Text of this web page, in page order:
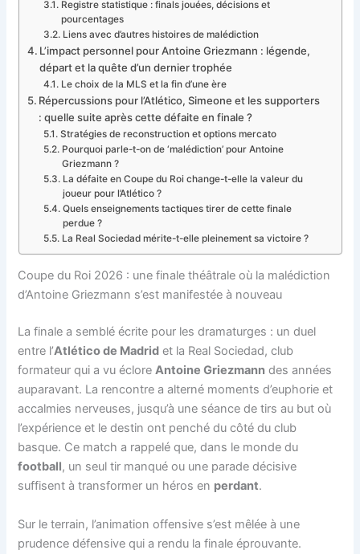
Registre statistique : finals jouées, décisions et
pourcentages
Liens avec d’autres histoires de malédiction
L’impact personnel pour Antoine Griezmann : légende,
départ et la quête d’un dernier trophée
Le choix de la MLS et la fin d’une ère
Répercussions pour l’Atlético, Simeone et les supporters
: quelle suite après cette défaite en finale ?
Stratégies de reconstruction et options mercato
Pourquoi parle-t-on de ‘malédiction’ pour Antoine
Griezmann ?
La défaite en Coupe du Roi change-t-elle la valeur du
joueur pour l’Atlético ?
Quels enseignements tactiques tirer de cette finale
perdue ?
La Real Sociedad mérite-t-elle pleinement sa victoire ?
Coupe du Roi 2026 : une finale théâtrale où la malédiction
d’Antoine Griezmann s’est manifestée à nouveau
La finale a semblé écrite pour les dramaturges : un duel
entre l’Atlético de Madrid et la Real Sociedad, club
formateur qui a vu écloreAntoine Griezmann des années
auparavant. La rencontre a alterné moments d’euphorie et
accalmies nerveuses, jusqu’à une séance de tirs au but où
l’expérience et le destin ont penché du côté du club
basque. Ce match a rappelé que, dans le monde du
football, un seul tir manqué ou une parade décisive
suffisent à transformer un héros en perdant.
Sur le terrain, l’animation offensive s’est mêlée à une
prudence défensive qui a rendu la finale éprouvante.